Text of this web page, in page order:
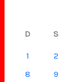
D S
1 2
8
9